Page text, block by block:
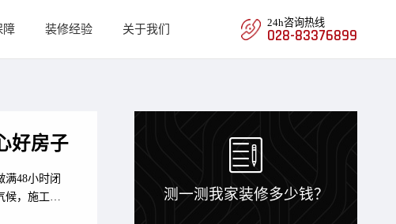
障 装修经验 关于我们
24h咨询热线
028-83376899
好房子
48小时闭
，施工细

测一测我家装修多少钱？